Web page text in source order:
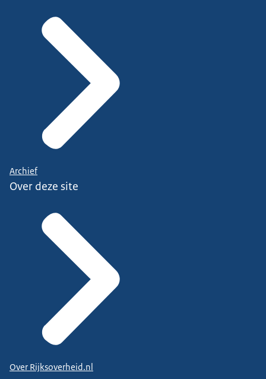
Archief
Over deze site
Over Rijksoverheid.nl